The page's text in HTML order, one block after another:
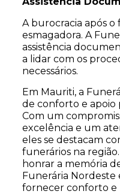
A burocracia após
esmagadora. A
assistência
a lidar com os
necessários.
Em Mauriti, a
de conforto e apoio
Com um
excelência e um
eles se destacam
funerários na
honrar a memória
Funerária Nordeste
fornecer conforto e